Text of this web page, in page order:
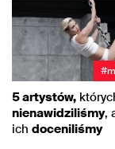
5 artystów,
nienawidziliśmy,
ich doceniliśmy